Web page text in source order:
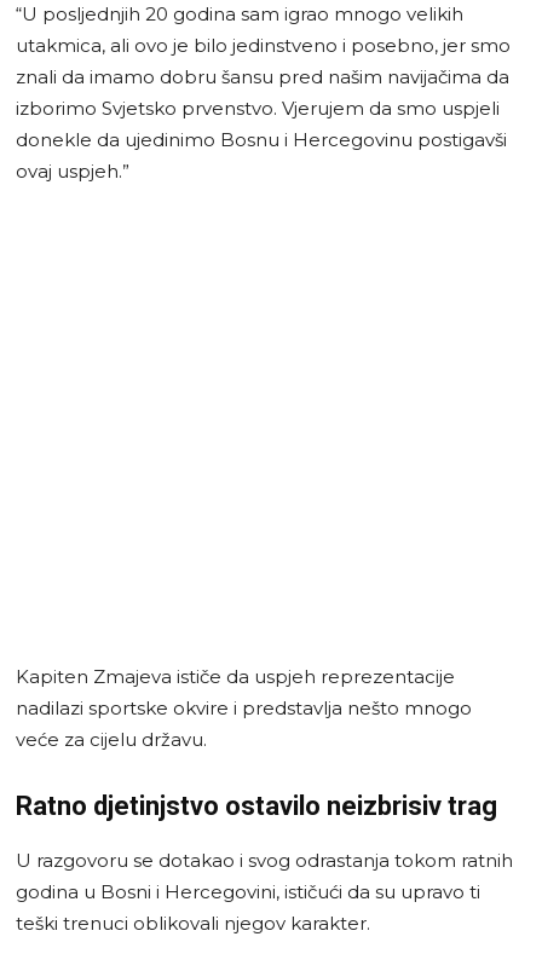
“U posljednjih 20 godina sam igrao mnogo velikih
utakmica, ali ovo je bilo jedinstveno i posebno, jer smo
znali da imamo dobru šansu pred našim navijačima da
izborimo Svjetsko prvenstvo. Vjerujem da smo uspjeli
donekle da ujedinimo Bosnu i Hercegovinu postigavši
ovaj uspjeh.”
Kapiten Zmajeva ističe da uspjeh reprezentacije
nadilazi sportske okvire i predstavlja nešto mnogo
veće za cijelu državu.
Ratno djetinjstvo ostavilo neizbrisiv trag
U razgovoru se dotakao i svog odrastanja tokom ratnih
godina u Bosni i Hercegovini, ističući da su upravo ti
teški trenuci oblikovali njegov karakter.